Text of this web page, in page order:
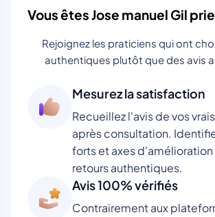
Vous êtes Jose manuel Gil
Rejoignez les praticiens qui ont
authentiques plutôt que des avis
Mesurez la satisfaction
Recueillez l'avis de vos
après consultation.
forts et axes
retours authentiques.
Avis 100% vérifiés
Contrairement aux